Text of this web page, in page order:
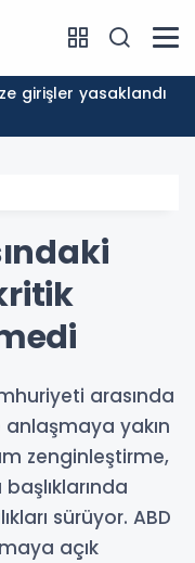
girişler yasaklandı
arasında
yakın
zenginleştirme,
sürüyor. ABD
açık